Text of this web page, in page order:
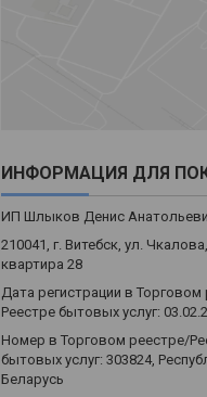
ИНФОРМАЦИЯ ДЛЯ
ИП Шлыков Денис
210041, г. Витебск, ул.
квартира 28
Дата регистрации в Торговом
Реестре бытовых услуг:
Номер в Торговом реестре/
бытовых услуг: 303824,
Беларусь